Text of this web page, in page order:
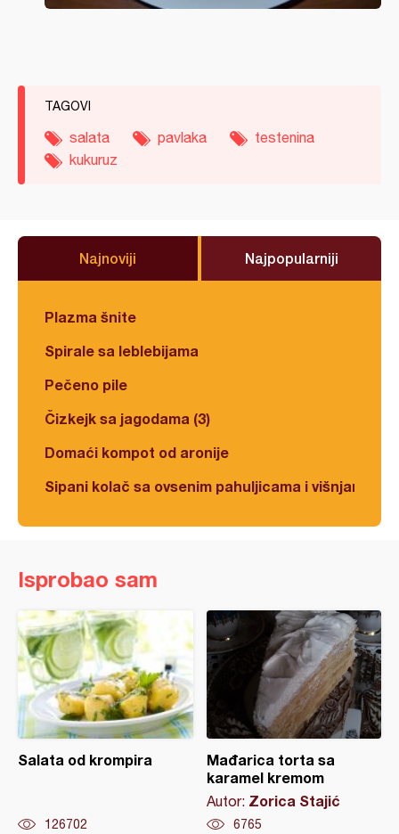
TAGOVI
salata pavlaka
testenina
kukuruz
Najnoviji Najpopularniji
Plazma šnite
Spirale sa leblebijama
Pečeno pile
Čizkejk sa jagodama (3)
Domaći kompot od aronije
Sipani kolač sa ovsenim pahuljicama i višnjama
Isprobao sam
Salata od krompira
126702
Mađarica torta sa
karamel kremom
Autor: Zorica Stajić
6765